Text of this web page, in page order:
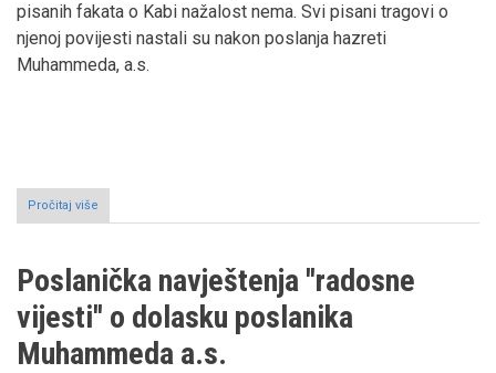
pisanih fakata o Kabi nažalost nema. Svi pisani tragovi o
njenoj povijesti nastali su nakon poslanja hazreti
Muhammeda, a.s.
Pročitaj više
Povijest
Muhammeda,
Poslanička navještenja ''radosne
vijesti'' o dolasku poslanika
Muhammeda a.s.